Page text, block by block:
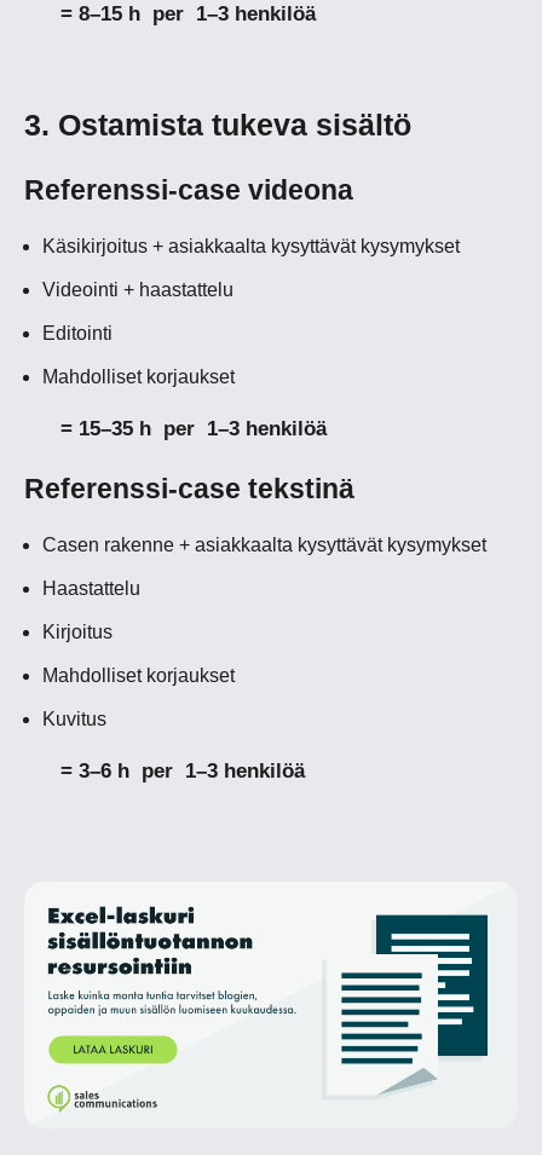
= 8–15 h per 1–3 henkilöä
3. Ostamista tukeva sisältö
Referenssi-case videona
Käsikirjoitus + asiakkaalta kysyttävät kysymykset
Videointi + haastattelu
Editointi
Mahdolliset korjaukset
= 15–35 h per 1–3 henkilöä
Referenssi-case tekstinä
Casen rakenne + asiakkaalta kysyttävät kysymykset
Haastattelu
Kirjoitus
Mahdolliset korjaukset
Kuvitus
= 3–6 h per 1–3 henkilöä